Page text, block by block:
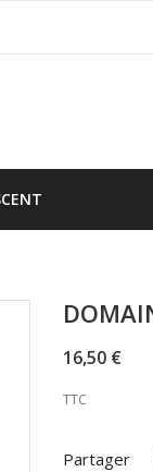
16,50 €
TTC
Partager